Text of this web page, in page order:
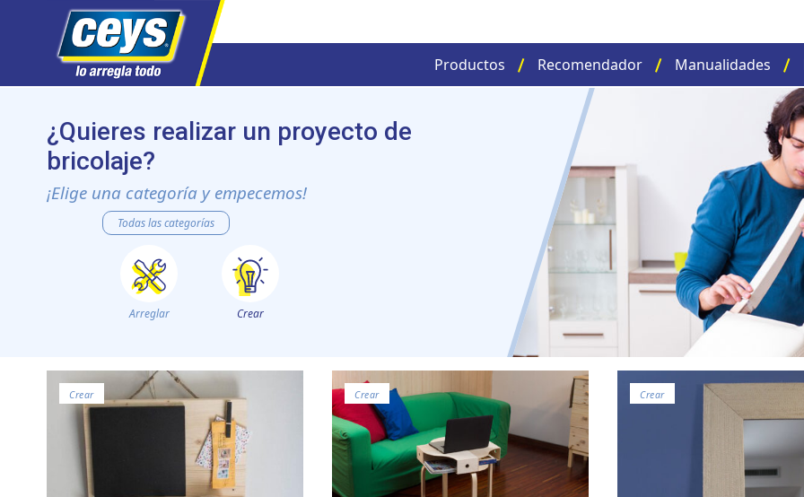
contenido
Productos Recomendador Manualidades
¿Quieres realizar un proyecto de
bricolaje?
¡Elige una categoría y empecemos!
Todas las categorías
Arreglar Crear
Crear Crear Crear